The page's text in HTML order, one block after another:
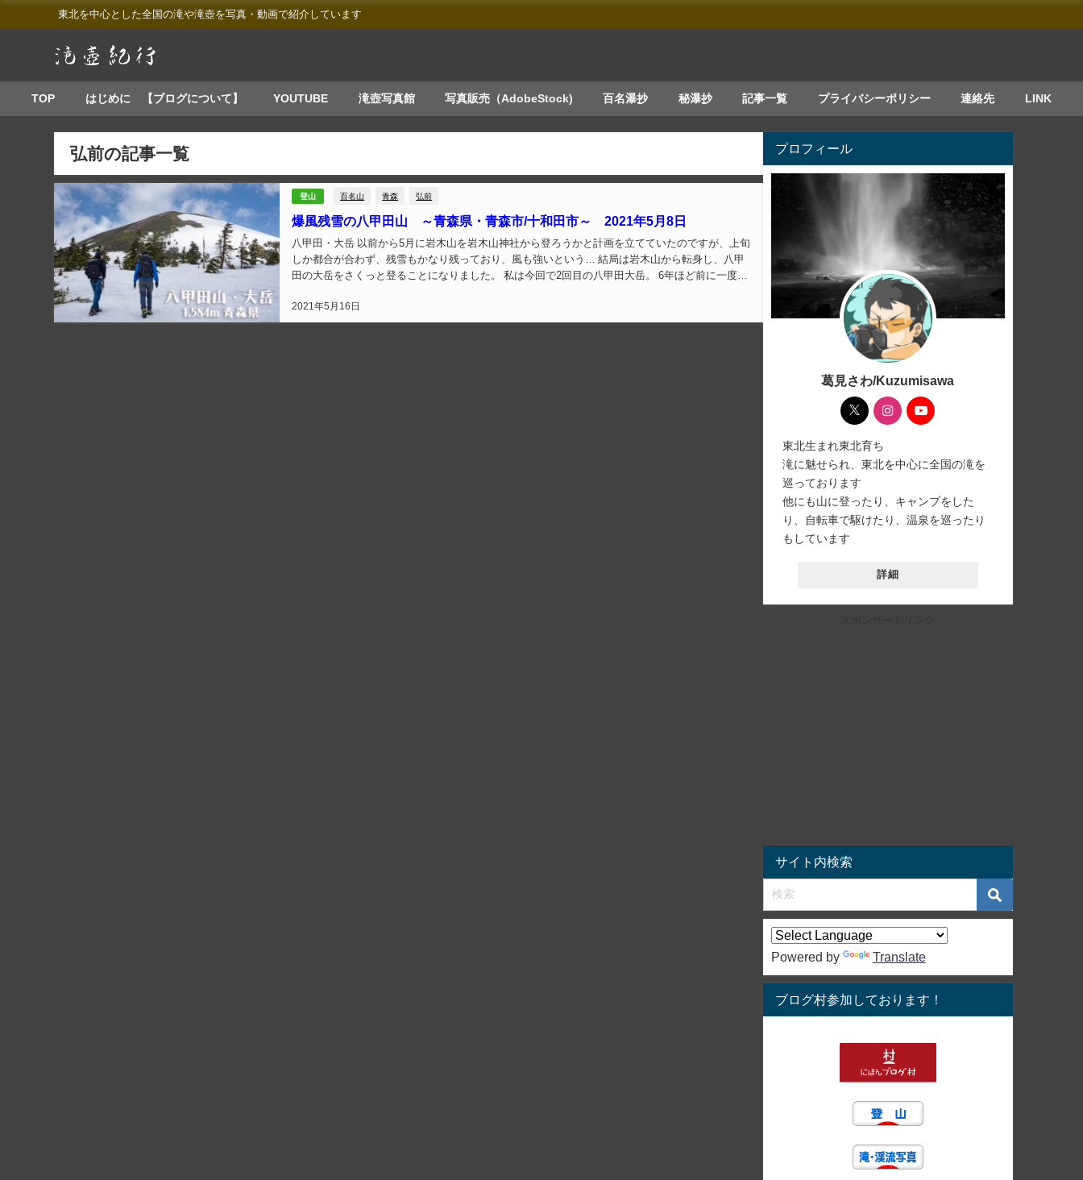
東北を中心とした全国の滝や滝壺を写真・動画で紹介しています
TOP はじめに 【ブログについて】 YOUTUBE 滝壺写真館 写真販売（AdobeStock) 百名瀑抄 秘瀑抄 記事一覧 プライバシーポリシー 連絡先 LINK
弘前の記事一覧
登山 百名山 青森 弘前
爆風残雪の八甲田山 ～青森県・青森市/十和田市～ 2021年5月8日
2021年5月16日
八甲田・大岳 以前から5月に岩木山を岩木山神社から登ろうかと計画を立てていたのですが、上旬
しか都合が合わず、残雪もかなり残っており、風も強いという… 結局は岩木山から転身し、八甲
田の大岳をさくっと登ることになりました。 私は今回で2回目の八甲田大岳。 6年ほど前に一度、
プロフィール
葛見さわ/Kuzumisawa
東北生まれ東北育ち
滝に魅せられ、東北を中心に全国の滝を
巡っております
他にも山に登ったり、キャンプをした
り、自転車で駆けたり、温泉を巡ったり
もしています
詳細
サイト内検索
Powered by Translate
ブログ村参加しております！